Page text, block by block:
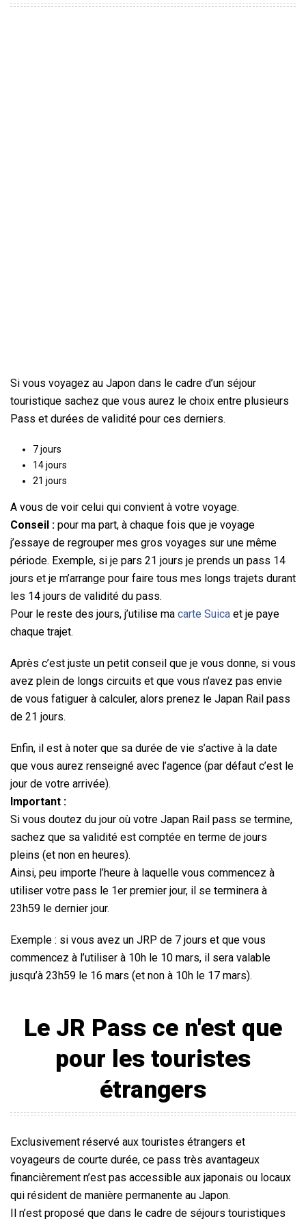
Si vous voyagez au Japon dans le cadre d’un séjour
touristique sachez que vous aurez le choix entre plusieurs
Pass et durées de validité pour ces derniers.
7 jours
14 jours
21 jours
A vous de voir celui qui convient à votre voyage.
Conseil : pour ma part, à chaque fois que je voyage
j’essaye de regrouper mes gros voyages sur une même
période. Exemple, si je pars 21 jours je prends un pass 14
jours et je m’arrange pour faire tous mes longs trajets durant
les 14 jours de validité du pass.
Pour le reste des jours, j’utilise ma carte Suica et je paye
chaque trajet.
Après c’est juste un petit conseil que je vous donne, si vous
avez plein de longs circuits et que vous n’avez pas envie
de vous fatiguer à calculer, alors prenez le Japan Rail pass
de 21 jours.
Enfin, il est à noter que sa durée de vie s’active à la date
que vous aurez renseigné avec l’agence (par défaut c’est le
jour de votre arrivée).
Important :
Si vous doutez du jour où votre Japan Rail pass se termine,
sachez que sa validité est comptée en terme de jours
pleins (et non en heures).
Ainsi, peu importe l’heure à laquelle vous commencez à
utiliser votre pass le 1er premier jour, il se terminera à
23h59 le dernier jour.
Exemple : si vous avez un JRP de 7 jours et que vous
commencez à l’utiliser à 10h le 10 mars, il sera valable
jusqu’à 23h59 le 16 mars (et non à 10h le 17 mars).
Le JR Pass ce n'est que
pour les touristes
étrangers
Exclusivement réservé aux touristes étrangers et
voyageurs de courte durée, ce pass très avantageux
financièrement n’est pas accessible aux japonais ou locaux
qui résident de manière permanente au Japon.
Il n’est proposé que dans le cadre de séjours touristiques